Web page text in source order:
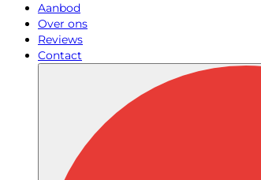
Aanbod
Over ons
Reviews
Contact